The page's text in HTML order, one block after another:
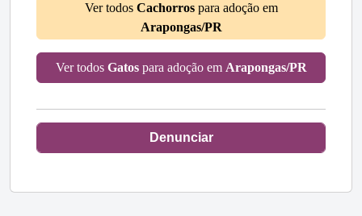
Ver todos Cachorrospara adoção em
Arapongas/PR
Ver todos Gatospara adoção em Arapongas/PR
Denunciar